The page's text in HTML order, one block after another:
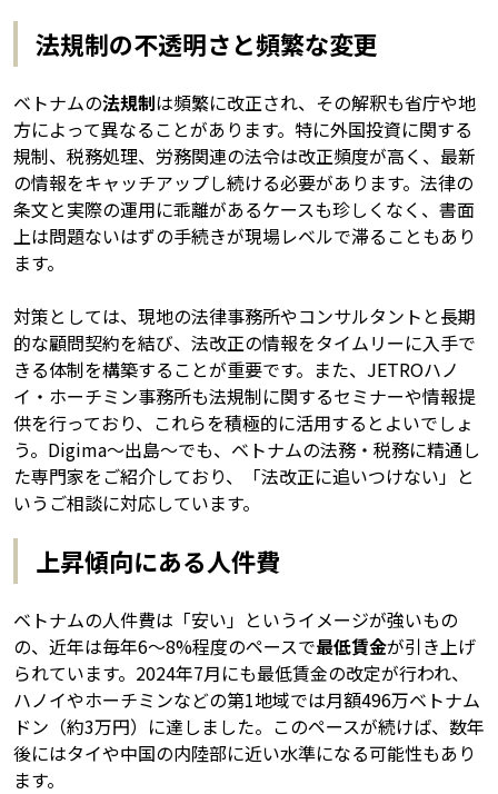
法規制の不透明さと頻繁な変更
ベトナムの法規制は頻繁に改正され、その解釈も省庁や地
方によって異なることがあります。特に外国投資に関する
規制、税務処理、労務関連の法令は改正頻度が高く、最新
の情報をキャッチアップし続ける必要があります。法律の
条文と実際の運用に乖離があるケースも珍しくなく、書面
上は問題ないはずの手続きが現場レベルで滞ることもあり
ます。
対策としては、現地の法律事務所やコンサルタントと長期
的な顧問契約を結び、法改正の情報をタイムリーに入手で
きる体制を構築することが重要です。また、JETROハノ
イ・ホーチミン事務所も法規制に関するセミナーや情報提
供を行っており、これらを積極的に活用するとよいでしょ
う。Digima〜出島〜でも、ベトナムの法務・税務に精通し
た専門家をご紹介しており、「法改正に追いつけない」と
いうご相談に対応しています。
上昇傾向にある人件費
ベトナムの人件費は「安い」というイメージが強いもの
の、近年は毎年6〜8%程度のペースで最低賃金が引き上げ
られています。2024年7月にも最低賃金の改定が行われ、
ハノイやホーチミンなどの第1地域では月額496万ベトナム
ドン（約3万円）に達しました。このペースが続けば、数年
後にはタイや中国の内陸部に近い水準になる可能性もあり
ます。